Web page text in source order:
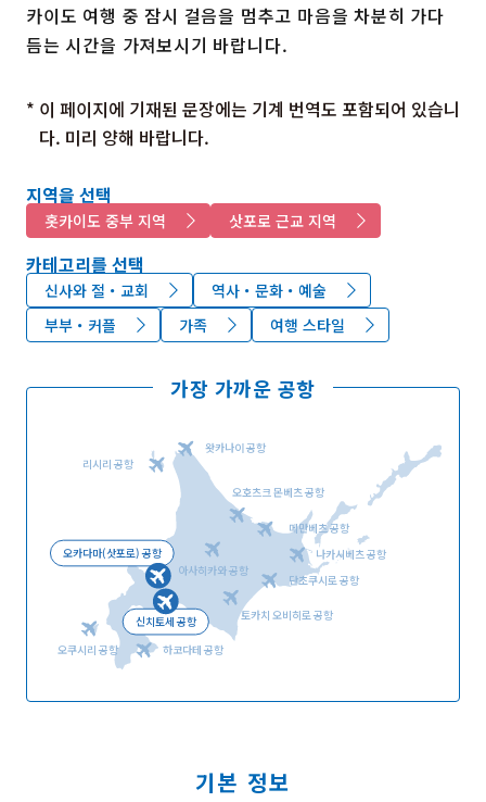
카이도 여행 중 잠시 걸음을 멈추고 마음을 차분히 가다
듬는 시간을 가져보시기 바랍니다.
* 이 페이지에 기재된 문장에는 기계 번역도 포함되어 있습니
다. 미리 양해 바랍니다.
지역을 선택
홋카이도 중부 지역 삿포로 근교 지역
카테고리를 선택
신사와 절・교회
역사・문화・예술
부부・커플
가족 여행 스타일
가장 가까운 공항
신치토세 공항
오카다마(삿포로) 공항
하코다테 공항
오쿠시리 공항
아사히카와 공항
왓카나이 공항
리시리 공항
오호츠크 몬베츠 공항
메만베츠 공항
나카시베츠 공항
단초쿠시로 공항
토카치 오비히로 공항
기본 정보